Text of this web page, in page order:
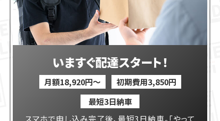
いますぐ配達スタート！
月額18,920円〜
初期費用3,850円
最短3日納車
スマホで申し込み完了後、最短3日納車。「やって